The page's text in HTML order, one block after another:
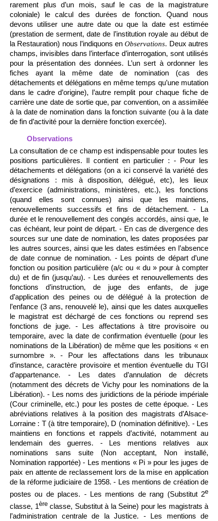
rarement plus d’un mois, sauf le cas de la magistrature
coloniale) le calcul des durées de fonction. Quand nous
devons utiliser une autre date ou que la date est estimée
(prestation de serment, date de l’institution royale au début de
la Restauration) nous l’indiquons enObservations. Deux autres
champs, invisibles dans l’interface d’interrogation, sont utilisés
pour la présentation des données. L’un sert à ordonner les
fiches ayant la même date de nomination (cas des
détachements et délégations en même temps qu’une mutation
dans le cadre d’origine), l’autre remplit pour chaque fiche de
carrière une date de sortie que, par convention, on a assimilée
à la date de nomination dans la fonction suivante (ou à la date
de fin d’activité pour la dernière fonction exercée).
Observations
La consultation de ce champ est indispensable pour toutes les
positions particulières. Il contient en particulier : - Pour les
détachements et délégations (on a ici conservé la variété des
désignations : mis à disposition, délégué, etc), les lieux
d’exercice (administrations, ministères, etc.), les fonctions
(quand elles sont connues) ainsi que les maintiens,
renouvellements successifs et fins de détachement. - La
durée et le renouvellement des congés accordés, ainsi que, le
cas échéant, leur point de départ. - En cas de divergence des
sources sur une date de nomination, les dates proposées par
les autres sources, ainsi que les dates estimées en l’absence
de date connue de nomination. - Les points de départ d’une
fonction ou position particulière (a/c ou « du » pour à compter
du) et de fin (jusqu’au). - Les durées et renouvellements des
fonctions d’instruction, de juge des enfants, de juge
d’application des peines ou de délégué à la protection de
l’enfance (3 ans, renouvelé le), ainsi que les dates auxquelles
le magistrat est déchargé de ces fonctions ou reprend ses
fonctions de juge. - Les affectations à titre provisoire ou
temporaire, avec la date de confirmation éventuelle (pour les
nominations de la Libération) de même que les positions « en
surnombre ». - Pour les affectations dans les tribunaux
d’instance, caractère provisoire et mention éventuelle du TGI
d’appartenance. - Les dates d’annulation de décrets
(notamment des décrets de Vichy pour les nominations de la
Libération). - Les noms des juridictions de la période impériale
(Cour criminelle, etc.) pour les postes de cette époque. - Les
abréviations relatives à la position des magistrats d’Alsace-
Lorraine : T (à titre temporaire), D (nomination définitive). - Les
maintiens en fonctions et rappels d’activité, notamment au
lendemain des guerres. - Les mentions relatives aux
nominations sans suite (Non acceptant, Non installé,
Nomination rapportée) - Les mentions « Pi » pour les juges de
paix en attente de reclassement lors de la mise en application
de la réforme judiciaire de 1958. - Les mentions de création de
postes ou de places. - Les mentions de rang (Substitut 2e
classe, 1èreclasse, Substitut à la Seine) pour les magistrats à
l’administration centrale de la Justice. - Les mentions de